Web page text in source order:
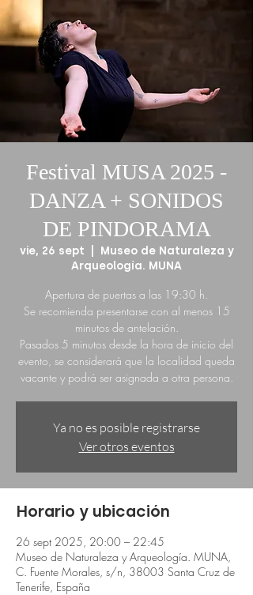
Festival MUSA 2025 -
DANZA + SONIDOS
DE PINDORAMA
vie, 26 sept
Museo de Naturaleza y
Arqueología. MUNA
Apertura de puertas a las 19:30 h.
Se recomienda presentarse con al menos 15
minutos de antelación.
Pasados 5 minutos desde la hora de inicio del
evento, se considerará que la localidad queda
vacante y podrá ser asignada a otra persona.
Ya no es posible registrarse
Ver otros eventos
Horario y ubicación
26 sept 2025, 20:00 – 22:45
Museo de Naturaleza y Arqueología. MUNA,
C. Fuente Morales, s/n, 38003 Santa Cruz de
Tenerife, España